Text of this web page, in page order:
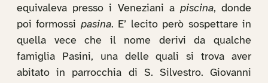
equivaleva presso i Veneziani a piscina, donde
poi formossi pasina. E’ lecito però sospettare in
quella vece che il nome derivi da qualche
famiglia Pasini, una delle quali si trova aver
abitato in parrocchia di S. Silvestro. Giovanni